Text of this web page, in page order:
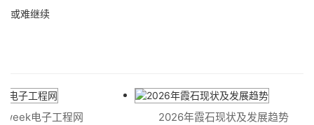
或难继续
电子工程网 2026年霞石现状及发展趋势